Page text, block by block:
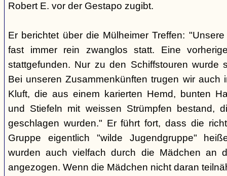
Robert E. vor der Gestapo zugibt.
Er berichtet über die Mülheimer Treffen:
fast immer rein zwanglos statt. Eine
stattgefunden. Nur zu den Schiffstouren wurde
Bei unseren Zusammenkünften trugen wir auch
Kluft, die aus einem karierten Hemd, bunten
und Stiefeln mit weissen Strümpfen bestand,
geschlagen wurden." Er führt fort, dass die
Gruppe eigentlich "wilde Jugendgruppe"
wurden auch vielfach durch die Mädchen an
angezogen. Wenn die Mädchen nicht daran